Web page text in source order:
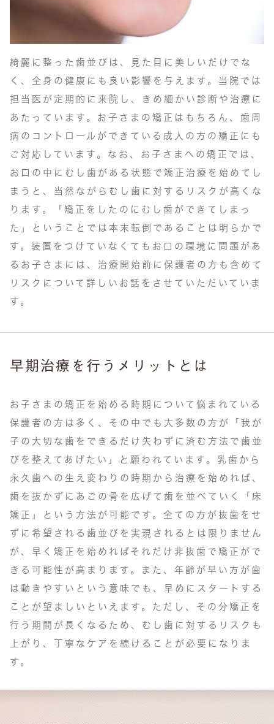
綺麗に整った歯並びは、見た目に美しいだけでな
く、全身の健康にも良い影響を与えます。当院では
担当医が定期的に来院し、きめ細かい診断や治療に
あたっています。お子さまの矯正はもちろん、歯周
病のコントロールができている成人の方の矯正にも
ご対応しています。なお、お子さまへの矯正では、
お口の中にむし歯がある状態で矯正治療を始めてし
まうと、当然ながらむし歯に対するリスクが高くな
ります。「矯正をしたのにむし歯ができてしまっ
た」ということでは本末転倒であることは明らかで
す。装置をつけていなくてもお口の環境に問題があ
るお子さまには、治療開始前に保護者の方も含めて
リスクについて詳しいお話をさせていただいていま
す。
早期治療を行うメリットとは
お子さまの矯正を始める時期について悩まれている
保護者の方は多く、その中でも大多数の方が「我が
子の大切な歯をできるだけ失わずに済む方法で歯並
びを整えてあげたい」と願われています。乳歯から
永久歯への生え変わりの時期から治療を始めれば、
歯を抜かずにあごの骨を広げて歯を並べていく「床
矯正」という方法が可能です。全ての方が抜歯をせ
ずに希望される歯並びを実現されるとは限りません
が、早く矯正を始めればそれだけ非抜歯で矯正がで
きる可能性が高まります。また、年齢が早い方が歯
は動きやすいという意味でも、早めにスタートする
ことが望ましいといえます。ただし、その分矯正を
行う期間が長くなるため、むし歯に対するリスクも
上がり、丁寧なケアを続けることが必要になりま
す。